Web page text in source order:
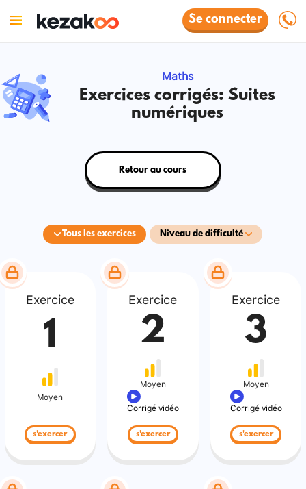
Se connecter
Maths
Exercices corrigés: Suites
numériques
Tous les exercices Niveau de difficulté
Retour au cours
Exercice
1
Moyen
s'exercer
Exercice
2
Moyen
Corrigé vidéo
s'exercer
Exercice
3
Moyen
Corrigé vidéo
s'exercer